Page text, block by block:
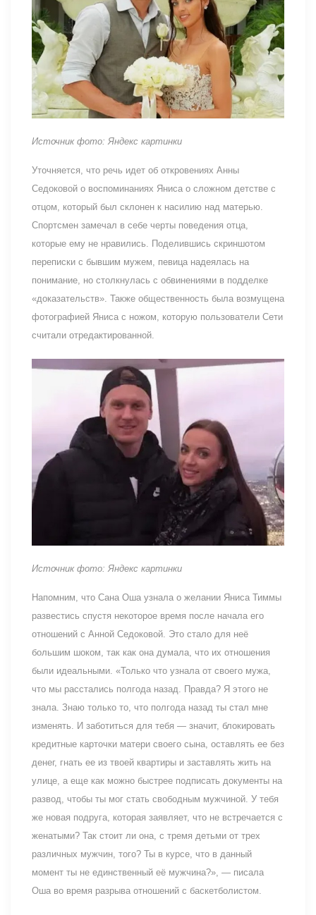
Источник фото: Яндекс картинки
Уточняется, что речь идет об откровениях Анны
Седоковой о воспоминаниях Яниса о сложном детстве с
отцом, который был склонен к насилию над матерью.
Спортсмен замечал в себе черты поведения отца,
которые ему не нравились. Поделившись скриншотом
переписки с бывшим мужем, певица надеялась на
понимание, но столкнулась с обвинениями в подделке
«доказательств». Также общественность была возмущена
фотографией Яниса с ножом, которую пользователи Сети
считали отредактированной.
Источник фото: Яндекс картинки
Напомним, что Сана Оша узнала о желании Яниса Тиммы
развестись спустя некоторое время после начала его
отношений с Анной Седоковой. Это стало для неё
большим шоком, так как она думала, что их отношения
были идеальными. «Только что узнала от своего мужа,
что мы расстались полгода назад. Правда? Я этого не
знала. Знаю только то, что полгода назад ты стал мне
изменять. И заботиться для тебя — значит, блокировать
кредитные карточки матери своего сына, оставлять ее без
денег, гнать ее из твоей квартиры и заставлять жить на
улице, а еще как можно быстрее подписать документы на
развод, чтобы ты мог стать свободным мужчиной. У тебя
же новая подруга, которая заявляет, что не встречается с
женатыми? Так стоит ли она, с тремя детьми от трех
различных мужчин, того? Ты в курсе, что в данный
момент ты не единственный её мужчина?», — писала
Оша во время разрыва отношений с баскетболистом.